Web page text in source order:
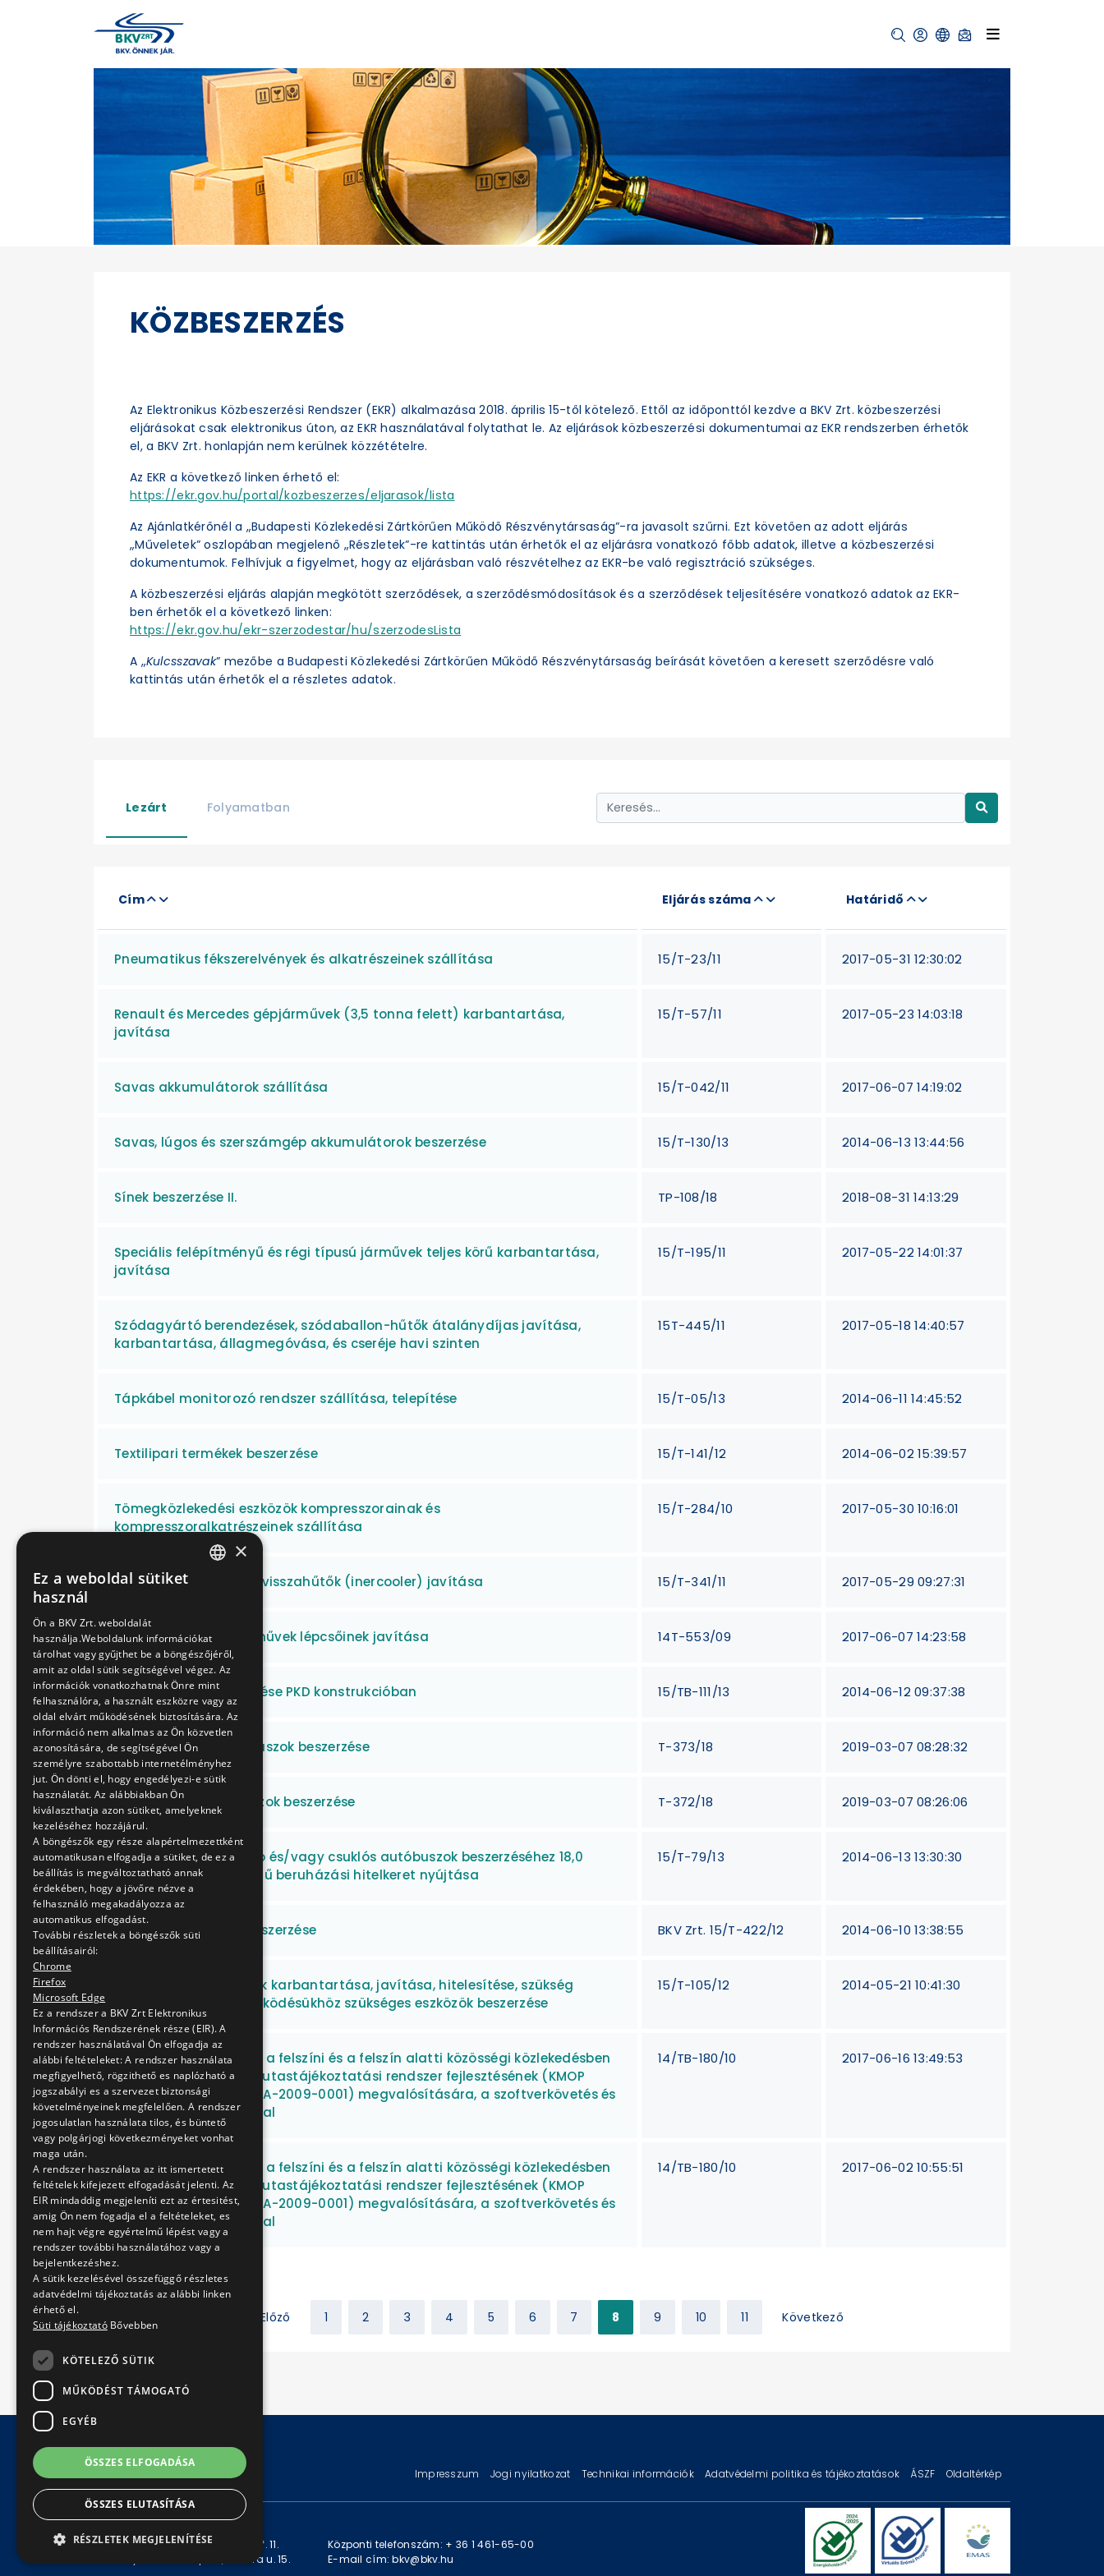
KÖZBESZERZÉS
Az Elektronikus Közbeszerzési Rendszer (EKR) alkalmazása 2018. április 15-től kötelező. Ettől az időponttól kezdve a BKV Zrt. közbeszerzési
eljárásokat csak elektronikus úton, az EKR használatával folytathat le. Az eljárások közbeszerzési dokumentumai az EKR rendszerben érhetők
el, a BKV Zrt. honlapján nem kerülnek közzétételre.
Az EKR a következő linken érhető el:
https://ekr.gov.hu/portal/kozbeszerzes/eljarasok/lista
Az Ajánlatkérőnél a „Budapesti Közlekedési Zártkörűen Működő Részvénytársaság”-ra javasolt szűrni. Ezt követően az adott eljárás
„Műveletek” oszlopában megjelenő „Részletek”-re kattintás után érhetők el az eljárásra vonatkozó főbb adatok, illetve a közbeszerzési
dokumentumok. Felhívjuk a figyelmet, hogy az eljárásban való részvételhez az EKR-be való regisztráció szükséges.
A közbeszerzési eljárás alapján megkötött szerződések, a szerződésmódosítások és a szerződések teljesítésére vonatkozó adatok az EKR-
ben érhetők el a következő linken:
https://ekr.gov.hu/ekr-szerzodestar/hu/szerzodesLista
A „Kulcsszavak” mezőbe a Budapesti Közlekedési Zártkörűen Működő Részvénytársaság beírását követően a keresett szerződésre való
kattintás után érhetők el a részletes adatok.
Lezárt Folyamatban
Cím Eljárás száma Határidő
Pneumatikus fékszerelvények és alkatrészeinek szállítása 15/T-23/11 2017-05-31 12:30:02
Renault és Mercedes gépjárművek (3,5 tonna felett) karbantartása,
javítása
15/T-57/11 2017-05-23 14:03:18
Savas akkumulátorok szállítása 15/T-042/11 2017-06-07 14:19:02
Savas, lúgos és szerszámgép akkumulátorok beszerzése 15/T-130/13 2014-06-13 13:44:56
Sínek beszerzése II. TP-108/18 2018-08-31 14:13:29
Speciális felépítményű és régi típusú járművek teljes körű karbantartása,
javítása
15/T-195/11 2017-05-22 14:01:37
Szódagyártó berendezések, szódaballon-hűtők átalánydíjas javítása,
karbantartása, állagmegóvása, és cseréje havi szinten
15T-445/11 2017-05-18 14:40:57
Tápkábel monitorozó rendszer szállítása, telepítése 15/T-05/13 2014-06-11 14:45:52
Textilipari termékek beszerzése 15/T-141/12 2014-06-02 15:39:57
Tömegközlekedési eszközök kompresszorainak és
kompresszoralkatrészeinek szállítása
15/T-284/10 2017-05-30 10:16:01
Turbófeltöltők, levegő visszahűtők (inercooler) javítása 15/T-341/11 2017-05-29 09:27:31
TW 6000 villamos járművek lépcsőinek javítása 14T-553/09 2017-06-07 14:23:58
Új autóbuszok beszerzése PKD konstrukcióban 15/TB-111/13 2014-06-12 09:37:38
Új dízel csuklós autóbuszok beszerzése T-373/18 2019-03-07 08:28:32
Új dízel szóló autóbuszok beszerzése T-372/18 2019-03-07 08:26:06
Új vagy használt, szóló és/vagy csuklós autóbuszok beszerzéséhez 18,0
milliárd Ft keretösszegű beruházási hitelkeret nyújtása
15/T-79/13 2014-06-13 13:30:30
Üvegipari termékek beszerzése BKV Zrt. 15/T-422/12 2014-06-10 13:38:55
Üzemanyagtöltő kutak karbantartása, javítása, hitelesítése, szükség
szerinti fejlesztése, működésükhöz szükséges eszközök beszerzése
15/T-105/12 2014-05-21 10:41:30
Vállalkozási szerződés a felszíni és a felszín alatti közösségi közlekedésben
forgalomirányítási és utastájékoztatási rendszer fejlesztésének (KMOP
azonosító: KMOP-2.3.1/A-2009-0001) megvalósítására, a szoftverkövetés és
fejlesztés biztosításával
14/TB-180/10 2017-06-16 13:49:53
Vállalkozási szerződés a felszíni és a felszín alatti közösségi közlekedésben
forgalomirányítási és utastájékoztatási rendszer fejlesztésének (KMOP
azonosító: KMOP-2.3.1/A-2009-0001) megvalósítására, a szoftverkövetés és
fejlesztés biztosításával
14/TB-180/10 2017-06-02 10:55:51
Előző 1 2 3 4 5 6 7 8 9 10 11 Következő
Impresszum Jogi nyilatkozat Technikai információk Adatvédelmi politika és tájékoztatások ÁSZF Oldaltérkép
KAPCSOLAT
Levelezési cím: 1980 Budapest, Pf. 11.
Székhely: 1980 Budapest, Akácfa u. 15.
Központi telefonszám: + 36 1 461-65-00
E-mail cím: bkv@bkv.hu
×
Ez a weboldal sütiket
használ
Ön a BKV Zrt. weboldalát
használja.Weboldalunk információkat
tárolhat vagy gyűjthet be a böngészőjéről,
amit az oldal sütik segítségével végez. Az
információk vonatkozhatnak Önre mint
felhasználóra, a használt eszközre vagy az
oldal elvárt működésének biztosítására. Az
információ nem alkalmas az Ön közvetlen
azonosítására, de segítségével Ön
személyre szabottabb internetélményhez
jut. Ön dönti el, hogy engedélyezi-e sütik
használatát. Az alábbiakban Ön
kiválaszthatja azon sütiket, amelyeknek
kezeléséhez hozzájárul.
A böngészők egy része alapértelmezettként
automatikusan elfogadja a sütiket, de ez a
beállítás is megváltoztatható annak
érdekében, hogy a jövőre nézve a
felhasználó megakadályozza az
automatikus elfogadást.
További részletek a böngészők süti
beállításairól:
Chrome
Firefox
Microsoft Edge
Ez a rendszer a BKV Zrt Elektronikus
Információs Rendszerének része (EIR). A
rendszer használatával Ön elfogadja az
alábbi feltételeket: A rendszer használata
megfigyelhető, rögzithető es naplózható a
jogszabályi es a szervezet biztonsági
követelményeinek megfelelően. A rendszer
jogosulatlan használata tilos, és büntető
vagy polgárjogi következményeket vonhat
maga után.
A rendszer használata az itt ismertetett
feltételek kifejezett elfogadását jelenti. Az
EIR mindaddig megjeleníti ezt az értesitést,
amig Ön nem fogadja el a feltételeket, es
nem hajt végre egyértelmű lépést vagy a
rendszer további használatához vagy a
bejelentkezéshez.
A sütik kezelésével összefüggő részletes
adatvédelmi tájékoztatás az alábbi linken
érhető el.
Süti tájékoztató Bővebben
KÖTELEZŐ SÜTIK
MŰKÖDÉST TÁMOGATÓ
EGYÉB
ÖSSZES ELFOGADÁSA
ÖSSZES ELUTASÍTÁSA
RÉSZLETEK MEGJELENÍTÉSE